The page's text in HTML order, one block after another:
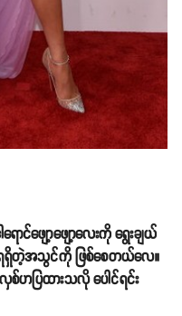
င်ဖျော့ဖျော့လေးကို ရွေးချယ်
ရှိတဲ့အသွင်ကို ဖြစ်စေတယ်လေ။
ဟပြထားသလို ပေါင်ရင်း